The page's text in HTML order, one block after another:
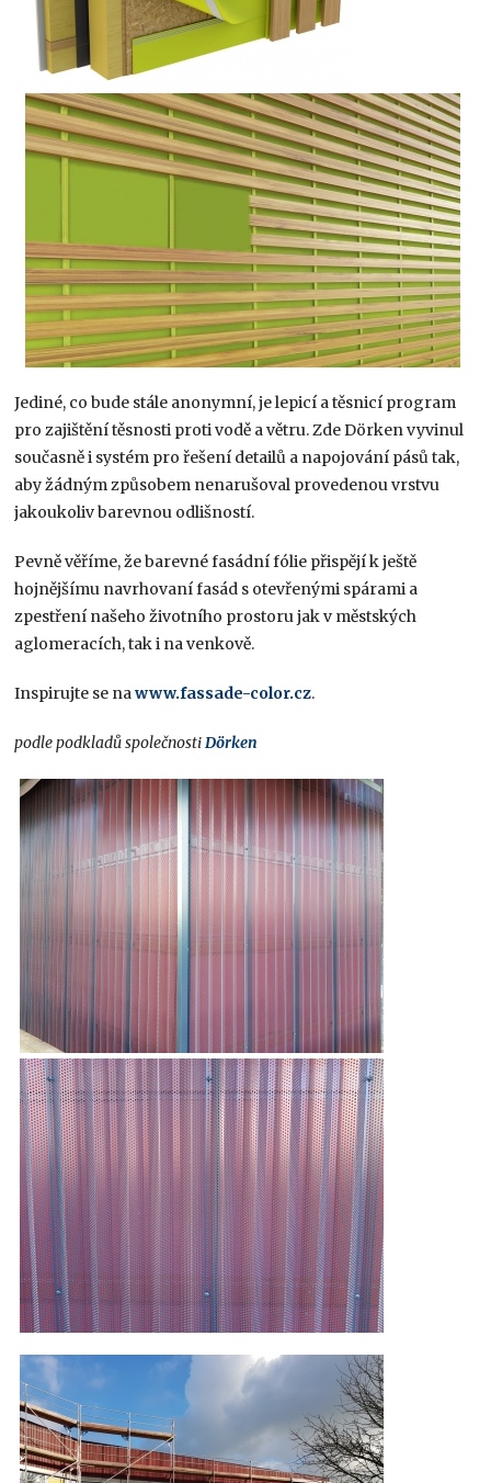
Jediné, co bude stále anonymní, je lepicí a těsnicí program
pro zajištění těsnosti proti vodě a větru. Zde Dörken vyvinul
současně i systém pro řešení detailů a napojování pásů tak,
aby žádným způsobem nenarušoval provedenou vrstvu
jakoukoliv barevnou odlišností.
Pevně věříme, že barevné fasádní fólie přispějí k ještě
hojnějšímu navrhovaní fasád s otevřenými spárami a
zpestření našeho životního prostoru jak v městských
aglomeracích, tak i na venkově.
Inspirujte se nawww.fassade-color.cz.
podle podkladů společnosti Dörken